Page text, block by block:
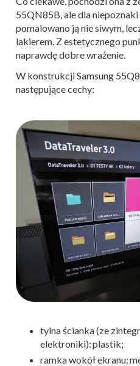
55QN85B, ale dla
pomalowano ją nie siwym,
lakierem. Z estetycznego
naprawdę dobre wrażenie.
W konstrukcji Samsung
następujące cechy:
tylna ścianka (ze
elektroniki): plastik;
ramka wokół ekranu: